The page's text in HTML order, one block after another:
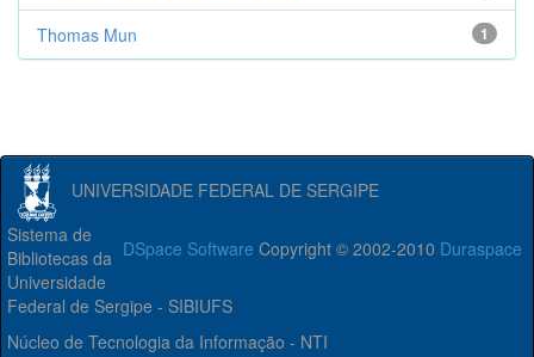
1
Thomas Mun
UNIVERSIDADE FEDERAL DE SERGIPE
DSpace Software Copyright © 2002-2010 Duraspace
Sistema de
Bibliotecas da
Universidade
Federal de Sergipe - SIBIUFS
Núcleo de Tecnologia da Informação - NTI